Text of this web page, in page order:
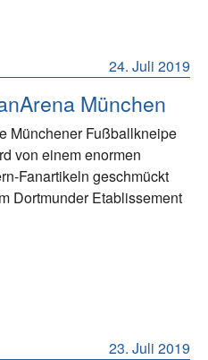
24. Juli 2019
München
Münchener Fußballkneipe
von einem enormen
Fanartikeln geschmückt
Dortmunder Etablissement
23. Juli 2019